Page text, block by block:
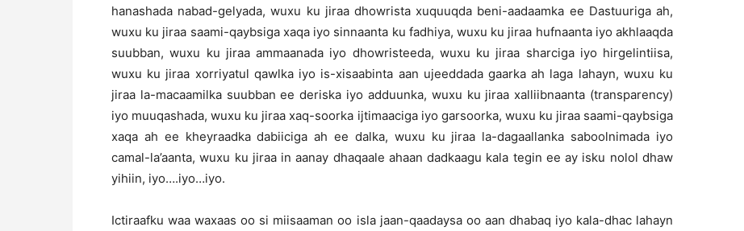
hanashada nabad-gelyada, wuxu ku jiraa dhowrista xuquuqda beni-aadaamka ee Dastuuriga ah,
wuxu ku jiraa saami-qaybsiga xaqa iyo sinnaanta ku fadhiya, wuxu ku jiraa hufnaanta iyo akhlaaqda
suubban, wuxu ku jiraa ammaanada iyo dhowristeeda, wuxu ku jiraa sharciga iyo hirgelintiisa,
wuxu ku jiraa xorriyatul qawlka iyo is-xisaabinta aan ujeeddada gaarka ah laga lahayn, wuxu ku
jiraa la-macaamilka suubban ee deriska iyo adduunka, wuxu ku jiraa xalliibnaanta (transparency)
iyo muuqashada, wuxu ku jiraa xaq-soorka ijtimaaciga iyo garsoorka, wuxu ku jiraa saami-qaybsiga
xaqa ah ee kheyraadka dabiiciga ah ee dalka, wuxu ku jiraa la-dagaallanka saboolnimada iyo
camal-la’aanta, wuxu ku jiraa in aanay dhaqaale ahaan dadkaagu kala tegin ee ay isku nolol dhaw
yihiin, iyo….iyo…iyo.
Ictiraafku waa waxaas oo si miisaaman oo isla jaan-qaadaysa oo aan dhabaq iyo kala-dhac lahayn